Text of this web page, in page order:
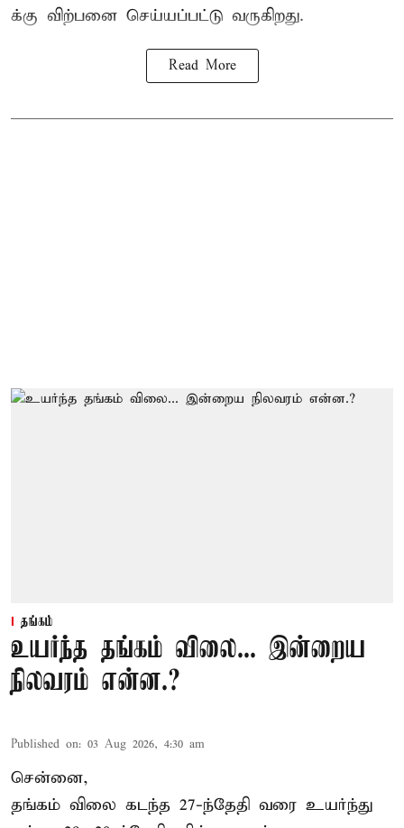
க்கு விற்பனை செய்யப்பட்டு வருகிறது.
Read More
தங்கம்
உயர்ந்த தங்கம் விலை... இன்றைய
நிலவரம் என்ன.?
Published on: 03 Aug 2026, 4:30 am
சென்னை,
தங்கம் விலை கடந்த 27-ந்தேதி வரை உயர்ந்து